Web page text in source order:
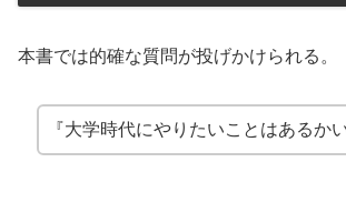
本書では的確な質問が投げかけられる。
『大学時代にやりたいことはあるかい